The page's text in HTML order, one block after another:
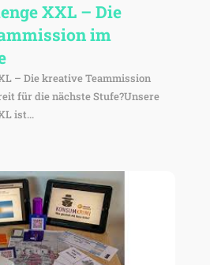
XXL – Die
im
– Die kreative Teammission
für die nächste Stufe?Unsere
ist...